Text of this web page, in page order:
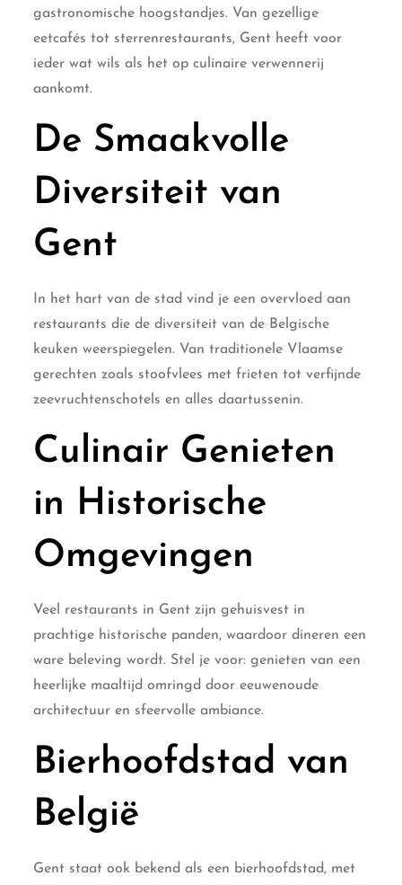
gastronomische hoogstandjes. Van gezellige
eetcafés tot sterrenrestaurants, Gent heeft voor
ieder wat wils als het op culinaire verwennerij
aankomt.
De Smaakvolle
Diversiteit van
Gent
In het hart van de stad vind je een overvloed aan
restaurants die de diversiteit van de Belgische
keuken weerspiegelen. Van traditionele Vlaamse
gerechten zoals stoofvlees met frieten tot verfijnde
zeevruchtenschotels en alles daartussenin.
Culinair Genieten
in Historische
Omgevingen
Veel restaurants in Gent zijn gehuisvest in
prachtige historische panden, waardoor dineren een
ware beleving wordt. Stel je voor: genieten van een
heerlijke maaltijd omringd door eeuwenoude
architectuur en sfeervolle ambiance.
Bierhoofdstad van
België
Gent staat ook bekend als een bierhoofdstad, met